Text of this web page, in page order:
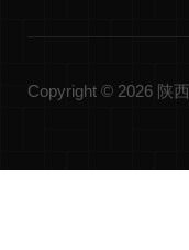
Copyright © 2026 陕